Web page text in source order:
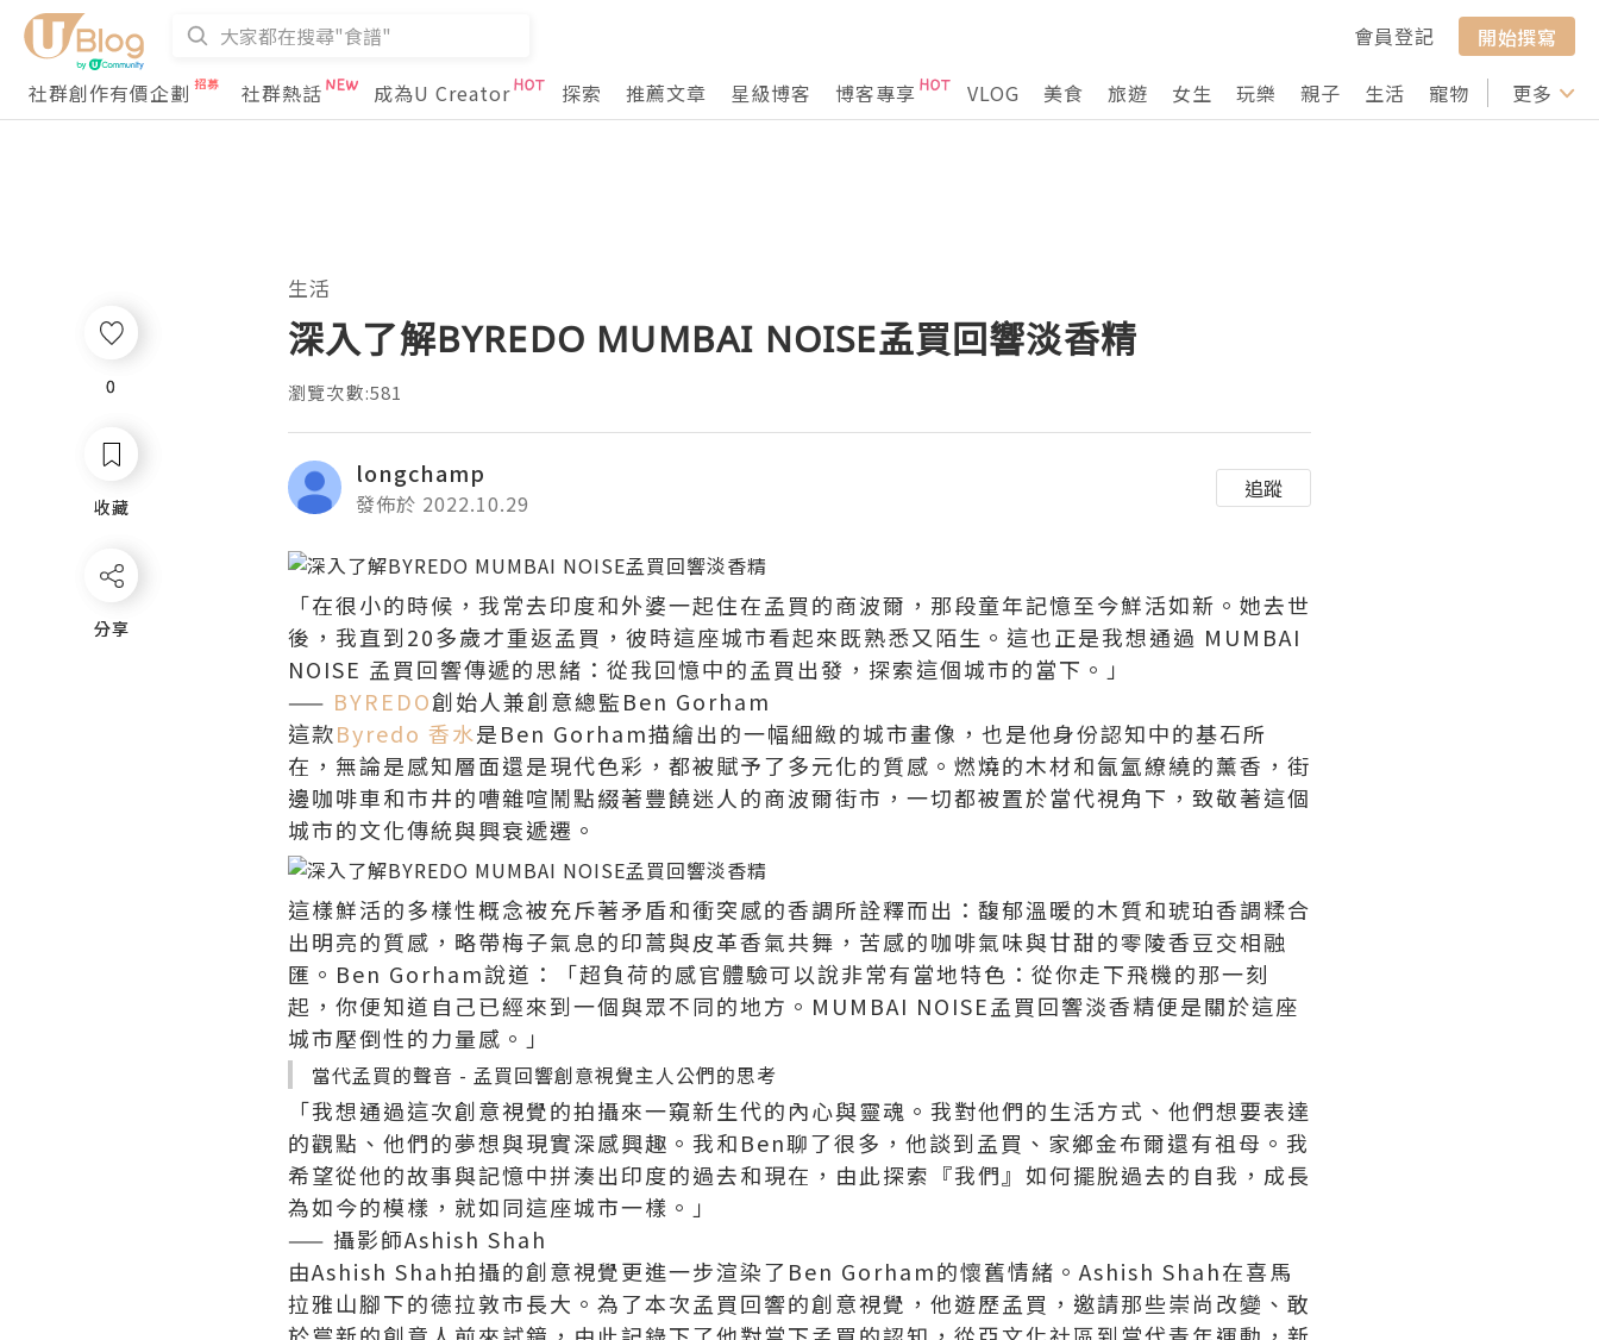
會員登記
開始撰寫
社群創作有價企劃
社群熱話 成為U Creator 探索 推薦文章 星級博客 博客專享 VLOG 美食 旅遊 女生 玩樂 親子 生活 寵物 行山 打卡
更多
0
收藏
分享
生活
深入了解BYREDO MUMBAI NOISE孟買回響淡香精
瀏覽次數:581
longchamp
發佈於 2022.10.29
追蹤
「在很小的時候，我常去印度和外婆一起住在孟買的商波爾，那段童年記憶至今鮮活如新。她去世
後，我直到20多歲才重返孟買，彼時這座城市看起來既熟悉又陌生。這也正是我想通過 MUMBAI
NOISE 孟買回響傳遞的思緒：從我回憶中的孟買出發，探索這個城市的當下。」
—— BYREDO創始人兼創意總監Ben Gorham
這款Byredo 香水是Ben Gorham描繪出的一幅細緻的城市畫像，也是他身份認知中的基石所
在，無論是感知層面還是現代色彩，都被賦予了多元化的質感。燃燒的木材和氤氳繚繞的薰香，街
邊咖啡車和市井的嘈雜喧鬧點綴著豐饒迷人的商波爾街市，一切都被置於當代視角下，致敬著這個
城市的文化傳統與興衰遞遷。
這樣鮮活的多樣性概念被充斥著矛盾和衝突感的香調所詮釋而出：馥郁溫暖的木質和琥珀香調糅合
出明亮的質感，略帶梅子氣息的印蒿與皮革香氣共舞，苦感的咖啡氣味與甘甜的零陵香豆交相融
匯。Ben Gorham說道：「超負荷的感官體驗可以說非常有當地特色：從你走下飛機的那一刻
起，你便知道自己已經來到一個與眾不同的地方。MUMBAI NOISE孟買回響淡香精便是關於這座
城市壓倒性的力量感。」
當代孟買的聲音 - 孟買回響創意視覺主人公們的思考
「我想通過這次創意視覺的拍攝來一窺新生代的內心與靈魂。我對他們的生活方式、他們想要表達
的觀點、他們的夢想與現實深感興趣。我和Ben聊了很多，他談到孟買、家鄉金布爾還有祖母。我
希望從他的故事與記憶中拼湊出印度的過去和現在，由此探索『我們』如何擺脫過去的自我，成長
為如今的模樣，就如同這座城市一樣。」
—— 攝影師Ashish Shah
由Ashish Shah拍攝的創意視覺更進一步渲染了Ben Gorham的懷舊情緒。Ashish Shah在喜馬
拉雅山腳下的德拉敦市長大。為了本次孟買回響的創意視覺，他遊歷孟買，邀請那些崇尚改變、敢
0
收藏
分享